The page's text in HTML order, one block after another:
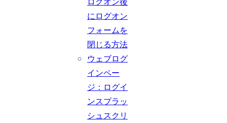
にログオン
フォームを
閉じる方法
ウェブログ
インペー
ジ：ログイ
ンスプラッ
シュスクリ